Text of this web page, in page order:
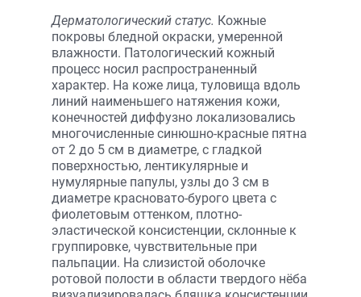
Дерматологический статус. Кожные
покровы бледной окраски, умеренной
влажности. Патологический кожный
процесс носил распространенный
характер. На коже лица, туловища вдоль
линий наименьшего натяжения кожи,
конечностей диффузно локализовались
многочисленные синюшно-красные пятна
от 2 до 5 см в диаметре, с гладкой
поверхностью, лентикулярные и
нумулярные папулы, узлы до 3 см в
диаметре красновато-бурого цвета с
фиолетовым оттенком, плотно-
эластической консистенции, склонные к
группировке, чувствительные при
пальпации. На слизистой оболочке
ротовой полости в области твердого нёба